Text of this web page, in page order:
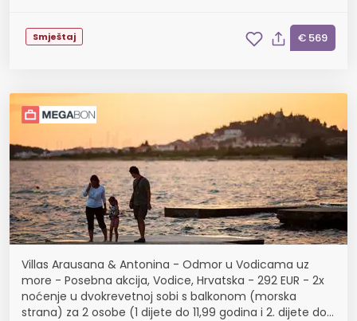
Smještaj € 569
Villas Arausana & Antonina - Odmor u Vodicama uz
more - Posebna akcija, Vodice, Hrvatska - 292 EUR - 2x
noćenje u dvokrevetnoj sobi s balkonom (morska
strana) za 2 osobe (1 dijete do 11,99 godina i 2. dijete do